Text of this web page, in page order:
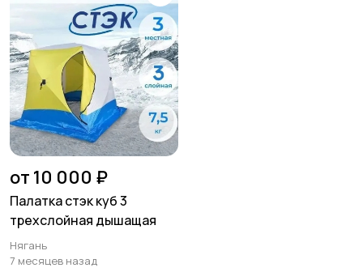
Спальные мешки
Прочее
от 10 000 ₽
Палатка стэк куб 3
трехслойная дышащая
Нягань
7 месяцев назад